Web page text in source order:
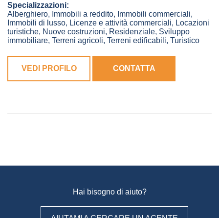
Specializzazioni:
Alberghiero, Immobili a reddito, Immobili commerciali,
Immobili di lusso, Licenze e attività commerciali, Locazioni
turistiche, Nuove costruzioni, Residenziale, Sviluppo
immobiliare, Terreni agricoli, Terreni edificabili, Turistico
VEDI PROFILO CONTATTA
Hai bisogno di aiuto?